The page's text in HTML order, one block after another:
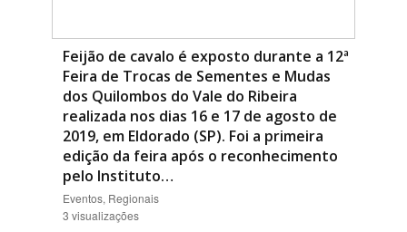
Feijão de cavalo é exposto durante a 12ª
Feira de Trocas de Sementes e Mudas
dos Quilombos do Vale do Ribeira
realizada nos dias 16 e 17 de agosto de
2019, em Eldorado (SP). Foi a primeira
edição da feira após o reconhecimento
pelo Instituto…
Eventos, Regionais
3 visualizações